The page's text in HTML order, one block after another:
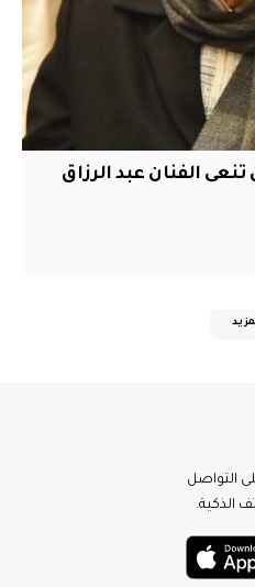
تنعى الفنان عبد الرزاق
التواصل
الذكية.